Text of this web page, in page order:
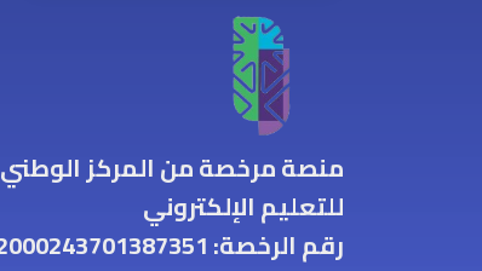
منصة مرخصة من المركز الوطني
للتعليم الإلكتروني
رقم الرخصة: 2000243701387351